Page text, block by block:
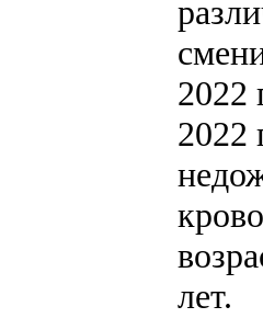
2022
2022
лет.